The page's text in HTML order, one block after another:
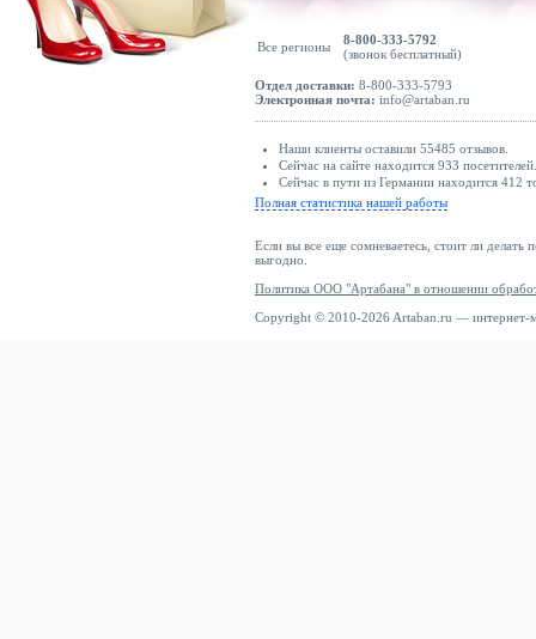
Все регионы
8-800-333-5792
(звонок бесплатный)
Отдел доставки: 8-800-333-5793
Электронная почта: info@artaban.ru
Наши клиенты оставили 55485 отзывов.
Сейчас на сайте находится 933 посетителей.
Сейчас в пути из Германии находится 412
Полная статистика нашей работы
Если вы все еще сомневаетесь, стоит ли делать
выгодно.
Политика ООО "Артабана" в отношении
Copyright © 2010-2026 Artaban.ru — интернет-